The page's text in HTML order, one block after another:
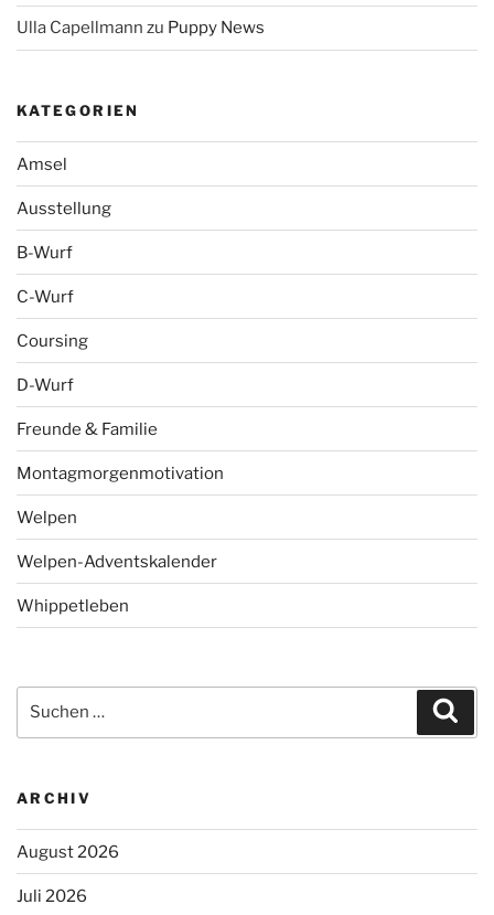
Ulla Capellmann zu Puppy News
KATEGORIEN
Amsel
Ausstellung
B-Wurf
C-Wurf
Coursing
D-Wurf
Freunde & Familie
Montagmorgenmotivation
Welpen
Welpen-Adventskalender
Whippetleben
nach:
ARCHIV
August 2026
Juli 2026